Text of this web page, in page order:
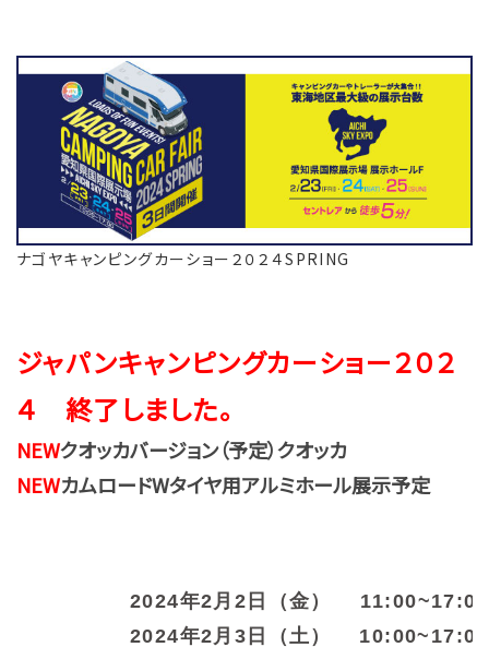
ナゴヤキャンピングカーショー２０２４SPRING
ジャパンキャンピングカーショー２０２
４ 終了しました。
NEWクオッカバージョン（予定）クオッカ
NEWカムロードWタイヤ用アルミホール展示予定
2024年2月2日（金） 11:00~17:00
2024年2月3日（土） 10:00~17:00